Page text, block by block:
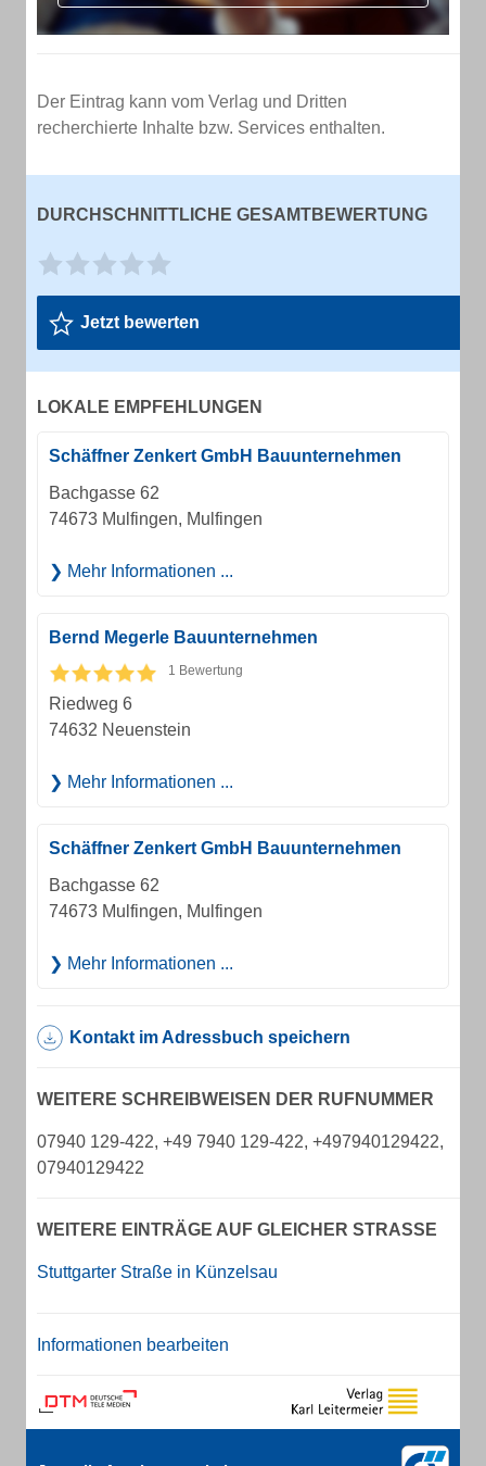
Der Eintrag kann vom Verlag und Dritten
recherchierte Inhalte bzw. Services enthalten.
DURCHSCHNITTLICHE GESAMTBEWERTUNG
Jetzt bewerten
LOKALE EMPFEHLUNGEN
Schäffner Zenkert GmbH Bauunternehmen
Bachgasse 62
74673 Mulfingen, Mulfingen
Mehr Informationen ...
Bernd Megerle Bauunternehmen
1 Bewertung
Riedweg 6
74632 Neuenstein
Mehr Informationen ...
Schäffner Zenkert GmbH Bauunternehmen
Bachgasse 62
74673 Mulfingen, Mulfingen
Mehr Informationen ...
Kontakt im Adressbuch speichern
WEITERE SCHREIBWEISEN DER RUFNUMMER
07940 129-422, +49 7940 129-422, +497940129422,
07940129422
WEITERE EINTRÄGE AUF GLEICHER STRASSE
Stuttgarter Straße in Künzelsau
Informationen bearbeiten